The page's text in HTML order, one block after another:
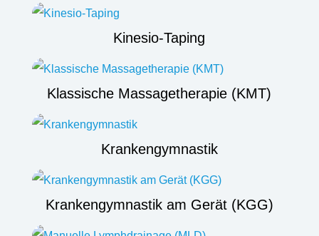
Kinesio-Taping
Klassische Massagetherapie (KMT)
Krankengymnastik
Krankengymnastik am Gerät (KGG)